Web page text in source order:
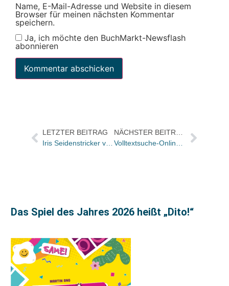
Name, E-Mail-Adresse und Website in diesem
Browser für meinen nächsten Kommentar
speichern.
Ja, ich möchte den BuchMarkt-Newsflash
abonnieren
LETZTER BEITRAG
Iris Seidenstricker verlässt Ueberreuter / Presseleitung übernimmt Robert Seydel, Leitung der Lizenzabteilung Andrea Hauser
Das Spiel des Jahres 2026 heißt „Dito!“